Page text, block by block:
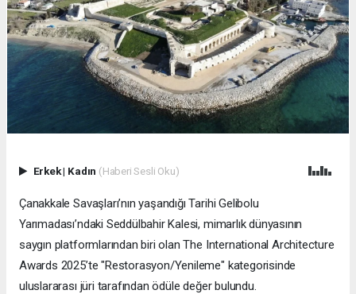
Erkek| Kadın (Haberi Sesli Oku)
Çanakkale Savaşları’nın yaşandığı Tarihi Gelibolu
Yarımadası’ndaki Seddülbahir Kalesi, mimarlık dünyasının
saygın platformlarından biri olan The International Architecture
Awards 2025’te "Restorasyon/Yenileme" kategorisinde
uluslararası jüri tarafından ödüle değer bulundu.